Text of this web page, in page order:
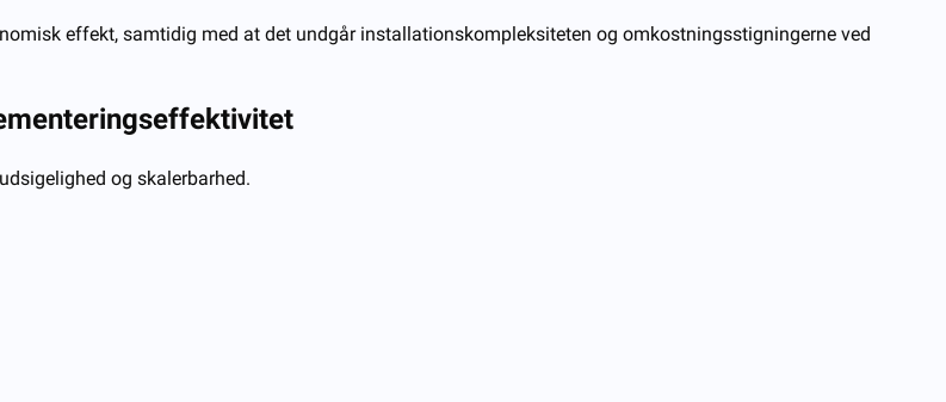
effekt, samtidig med at det undgår installationskompleksiteten og omkostningsstigningerne ved
og skalerbarhed.